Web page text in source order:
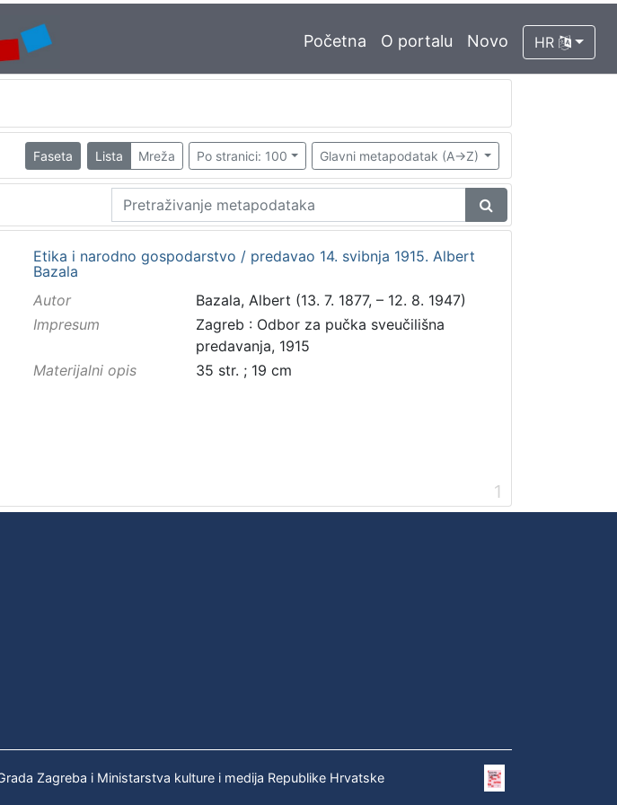
Početna O portalu Novo HR
Faseta Lista Mreža Po stranici: 100 Glavni metapodatak (A->Z)
Etika i narodno gospodarstvo / predavao 14. svibnja 1915. Albert
Bazala
Autor
Bazala, Albert (13. 7. 1877, – 12. 8. 1947)
Impresum
Zagreb : Odbor za pučka sveučilišna
predavanja, 1915
Materijalni opis
35 str. ; 19 cm
1
Zagreba i Ministarstva kulture i medija Republike Hrvatske